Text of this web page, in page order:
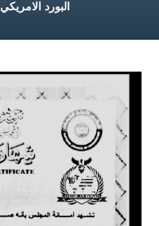
البورد الامريكي